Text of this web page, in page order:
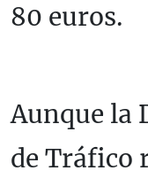
80 euros.
Aunque la
de Tráfico